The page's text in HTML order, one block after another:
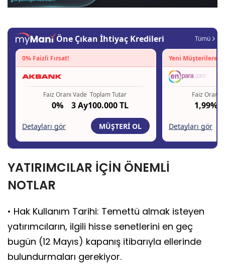
YATIRIMCILAR İÇİN ÖNEMLİ
NOTLAR
• Hak Kullanım Tarihi: Temettü almak isteyen
yatırımcıların, ilgili hisse senetlerini en geç
bugün (12 Mayıs) kapanış itibarıyla ellerinde
bulundurmaları gerekiyor.